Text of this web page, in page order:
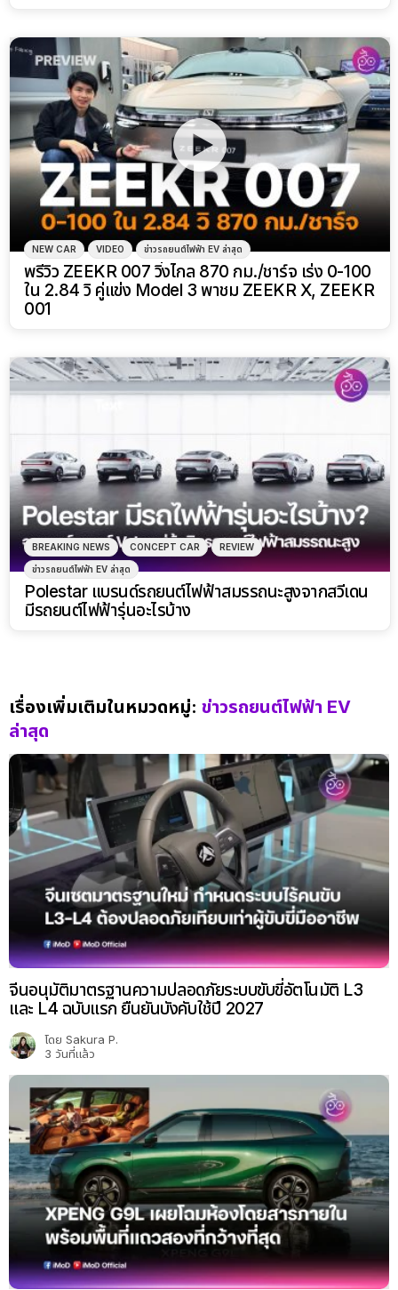
NEW CAR VIDEO ข่าวรถยนต์ไฟฟ้า EV ล่าสุด
พรีวิว ZEEKR 007 วิ่งไกล 870 กม./ชาร์จ เร่ง 0-100
ใน 2.84 วิ คู่แข่ง Model 3 พาชม ZEEKR X, ZEEKR
001
BREAKING NEWS CONCEPT CAR REVIEW
ข่าวรถยนต์ไฟฟ้า EV ล่าสุด
Polestar แบรนด์รถยนต์ไฟฟ้าสมรรถนะสูงจากสวีเดน
มีรถยนต์ไฟฟ้ารุ่นอะไรบ้าง
เรื่องเพิ่มเติมในหมวดหมู่: ข่าวรถยนต์ไฟฟ้า EV
ล่าสุด
จีนอนุมัติมาตรฐานความปลอดภัยระบบขับขี่อัตโนมัติ L3
และ L4 ฉบับแรก ยืนยันบังคับใช้ปี 2027
โดย Sakura P.
3 วันที่แล้ว